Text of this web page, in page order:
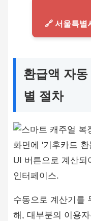
🔗 서울특별
환급액 자
별 절차
수동으로 계산기를
해, 대부분의 이용